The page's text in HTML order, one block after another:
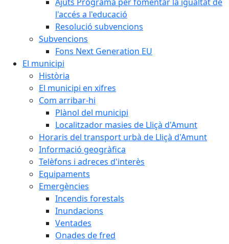
l'accés a l'educació
Resolució subvencions
Subvencions
Fons Next Generation EU
El municipi
Història
El municipi en xifres
Com arribar-hi
Plànol del municipi
Localitzador masies de Lliçà d'Amunt
Horaris del transport urbà de Lliçà d'Amunt
Informació geogràfica
Telèfons i adreces d'interès
Equipaments
Emergències
Incendis forestals
Inundacions
Ventades
Onades de fred